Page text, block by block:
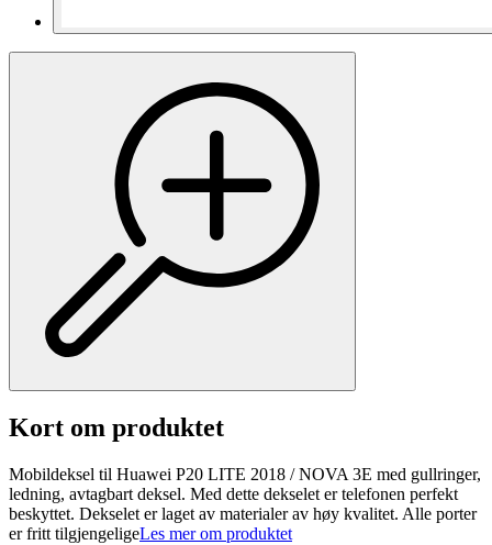
Kort om produktet
Mobildeksel til Huawei P20 LITE 2018 / NOVA 3E med gullringer,
ledning, avtagbart deksel. Med dette dekselet er telefonen perfekt
beskyttet. Dekselet er laget av materialer av høy kvalitet. Alle porter
er fritt tilgjengeligeLes mer om produktet